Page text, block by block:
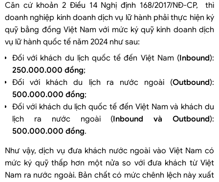
Căn cứ khoản 2 Điều 14 Nghị định 168/2017/NĐ-CP, thì
doanh nghiệp kinh doanh dịch vụ lữ hành phải thực hiện ký
quỹ bằng đồng Việt Nam với mức ký quỹ kinh doanh dịch
vụ lữ hành quốc tế năm 2024 như sau:
Đối với khách du lịch quốc tế đến Việt Nam (Inbound):
250.000.000 đồng;
Đối với khách du lịch ra nước ngoài (Outbound):
500.000.000 đồng;
Đối với khách du lịch quốc tế đến Việt Nam và khách du
lịch ra nước ngoài (Inbound và Outbound):
500.000.000 đồng.
Như vậy, dịch vụ đưa khách nước ngoài vào Việt Nam có
mức ký quỹ thấp hơn một nửa so với đưa khách từ Việt
Nam ra nước ngoài. Bản chất có mức chênh lệch này xuất